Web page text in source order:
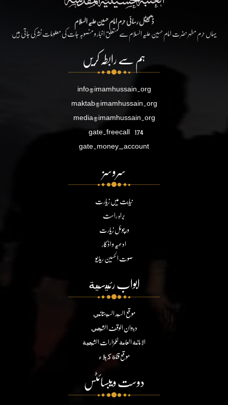
ڈیجیٹل رسائی حرم امام حسین علیہ السلام
یہاں حرم مطہر حضرت امام حسین علیہ السلام سے متعلق اخبار و منصوبہ جات کی معلومات نشر کی جاتی ہیں
ہم سے رابطہ کریں
info@imamhussain.org
maktab@imamhussain.org
media@imamhussain.org
gate.freecall 174
gate.money_account
سروسز
نیابت میں زیارت
براہ راست
ورچوئل زیارت
ادعیہ و اذکار
صوت الحسین ریڈیو
ابواب رئيسية
موقع السيد السيستاني
ديوان الوقف الشيعي
الامانة العامة للمزارات الشيعية
موقع قناة كربلاء
دوست ویبسائٹس